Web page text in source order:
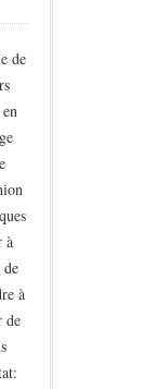
de
à
à
de